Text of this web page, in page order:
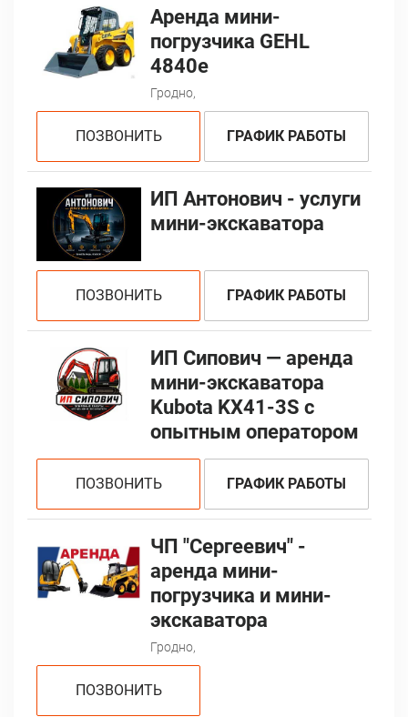
Аренда мини-
погрузчика GEHL
4840e
Гродно,
ПОЗВОНИТЬ ГРАФИК РАБОТЫ
ИП Антонович - услуги
мини-экскаватора
ПОЗВОНИТЬ ГРАФИК РАБОТЫ
ИП Сипович — аренда
мини-экскаватора
Kubota KX41-3S с
опытным оператором
ПОЗВОНИТЬ ГРАФИК РАБОТЫ
ЧП "Сергеевич" -
аренда мини-
погрузчика и мини-
экскаватора
Гродно,
ПОЗВОНИТЬ